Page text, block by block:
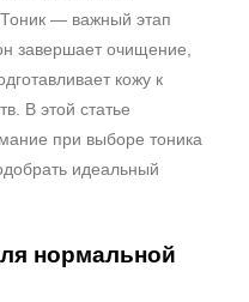
Тоник — важный этап
завершает очищение,
кожу к
В этой статье
при выборе тоника
идеальный
нормальной